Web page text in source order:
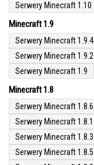
Serwery Minecraft 1.10
Minecraft 1.9
Serwery Minecraft 1.9.4
Serwery Minecraft 1.9.2
Serwery Minecraft 1.9
Minecraft 1.8
Serwery Minecraft 1.8.6
Serwery Minecraft 1.8.1
Serwery Minecraft 1.8.3
Serwery Minecraft 1.8.5